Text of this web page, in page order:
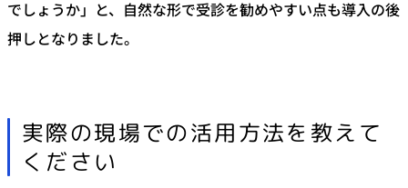
でしょうか」と、自然な形で受診を勧めやすい点も導入の後
押しとなりました。
実際の現場での活用方法を教えて
ください